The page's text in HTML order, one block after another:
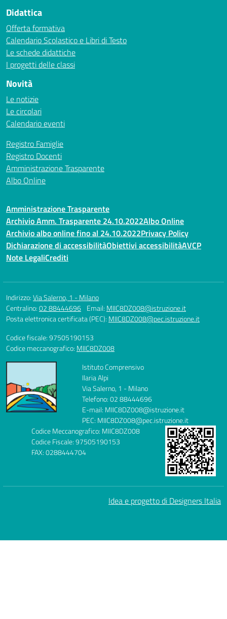
Didattica
Offerta formativa
Calendario Scolastico e Libri di Testo
Le schede didattiche
I progetti delle classi
Novità
Le notizie
Le circolari
Calendario eventi
Registro Famiglie
Registro Docenti
Amministrazione Trasparente
Albo Online
Amministrazione Trasparente
Archivio Amm. Trasparente 24.10.2022Albo Online
Archivio albo online fino al 24.10.2022Privacy Policy
Dichiarazione di accessibilitàObiettivi accessibilitàAVCP
Note LegaliCrediti
Indirizzo:Via Salerno, 1 - Milano
Centralino:02 88444696 Email: MIIC8DZ008@istruzione.it
Posta elettronica certificata (PEC): MIIC8DZ008@pec.istruzione.it
Codice fiscale: 97505190153
Codice meccanografico: MIIC8DZ008
Istituto Comprensivo
Ilaria Alpi
Via Salerno, 1 - Milano
Telefono: 02 88444696
E-mail: MIIC8DZ008@istruzione.it
PEC: MIIC8DZ008@pec.istruzione.it
Codice Meccanografico: MIIC8DZ008
Codice Fiscale: 97505190153
FAX: 0288444704
Idea e progetto di Designers Italia